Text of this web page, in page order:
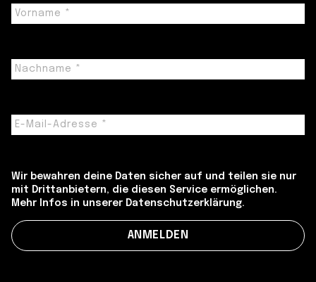
Wir bewahren deine Daten sicher auf und teilen sie nur
mit Drittanbietern, die diesen Service ermöglichen.
Mehr Infos in unserer Datenschutzerklärung.